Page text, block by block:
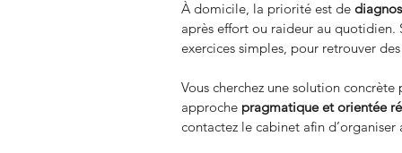
À domicile, la priorité est de
après effort ou raideur au
exercices simples, pour retrouver
Vous cherchez une solution
approche pragmatique et orientée
contactez le cabinet afin